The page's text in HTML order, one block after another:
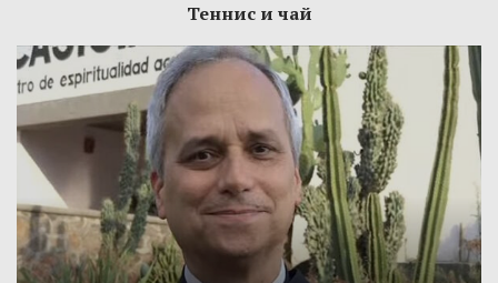
Теннис и чай